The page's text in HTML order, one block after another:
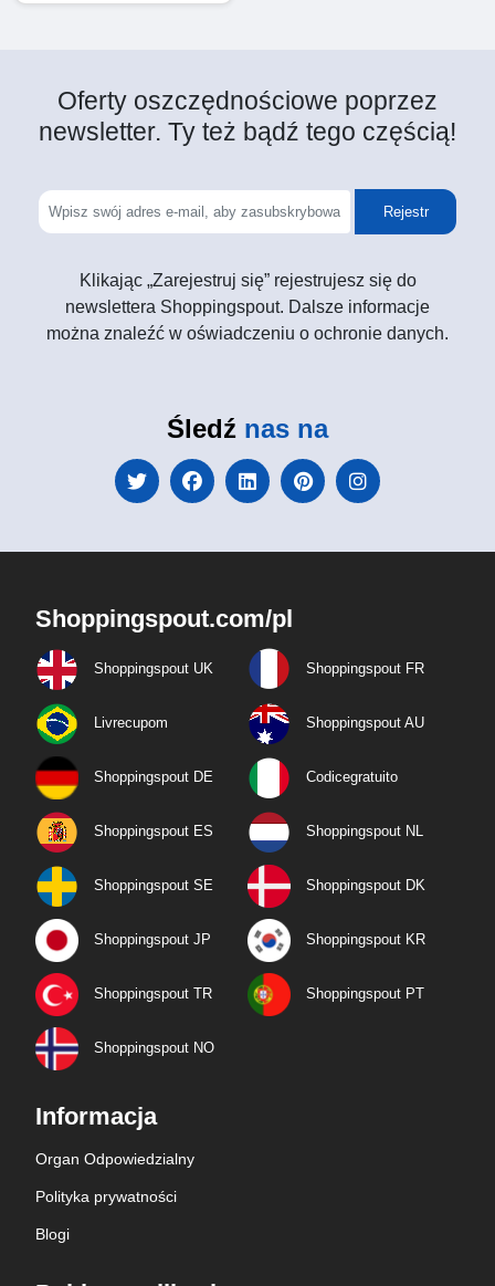
Oferty oszczędnościowe poprzez
newsletter. Ty też bądź tego częścią!
Rejestr
Klikając „Zarejestruj się” rejestrujesz się do
newslettera Shoppingspout. Dalsze informacje
można znaleźć w oświadczeniu o ochronie danych.
Śledź nas na
Shoppingspout.com/pl
Shoppingspout UK Shoppingspout FR
Livrecupom Shoppingspout AU
Shoppingspout DE Codicegratuito
Shoppingspout ES Shoppingspout NL
Shoppingspout SE Shoppingspout DK
Shoppingspout JP Shoppingspout KR
Shoppingspout TR Shoppingspout PT
Shoppingspout NO
Informacja
Organ Odpowiedzialny
Polityka prywatności
Blogi